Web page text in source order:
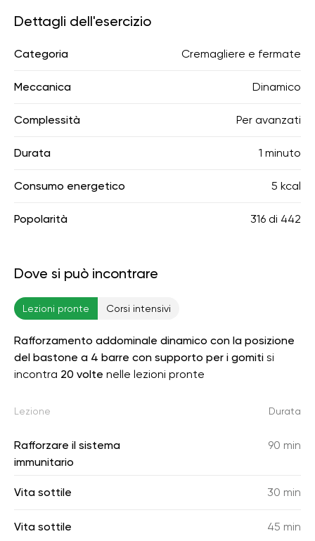
Dettagli dell'esercizio
Categoria Cremagliere e fermate
Meccanica Dinamico
Complessità Per avanzati
Durata 1 minuto
Consumo energetico 5 kcal
Popolarità 316 di 442
Dove si può incontrare
Lezioni pronte Corsi intensivi
Rafforzamento addominale dinamico con la posizione
del bastone a 4 barre con supporto per i gomiti si
incontra 20 volte nelle lezioni pronte
Lezione Durata
Rafforzare il sistema
immunitario
90 min
Vita sottile 30 min
Vita sottile 45 min